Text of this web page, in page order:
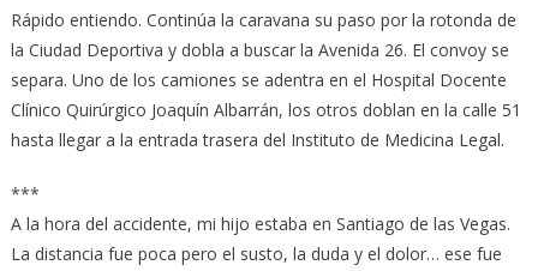
Rápido entiendo. Continúa la caravana su paso por la rotonda de
la Ciudad Deportiva y dobla a buscar la Avenida 26. El convoy se
separa. Uno de los camiones se adentra en el Hospital Docente
Clínico Quirúrgico Joaquín Albarrán, los otros doblan en la calle 51
hasta llegar a la entrada trasera del Instituto de Medicina Legal.
***
A la hora del accidente, mi hijo estaba en Santiago de las Vegas.
La distancia fue poca pero el susto, la duda y el dolor… ese fue